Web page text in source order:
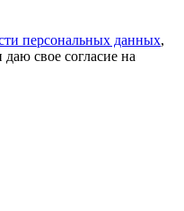
персональных данных,
даю свое согласие на